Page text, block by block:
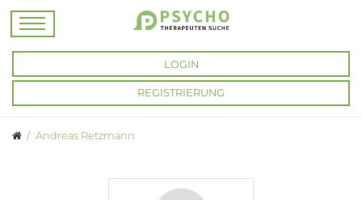
LOGIN
REGISTRIERUNG
Andreas Retzmann